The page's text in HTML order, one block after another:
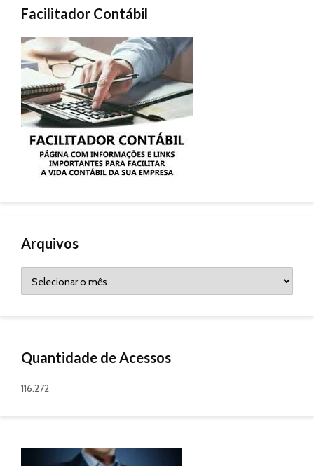
Facilitador Contábil
Arquivos
Quantidade de Acessos
116.272